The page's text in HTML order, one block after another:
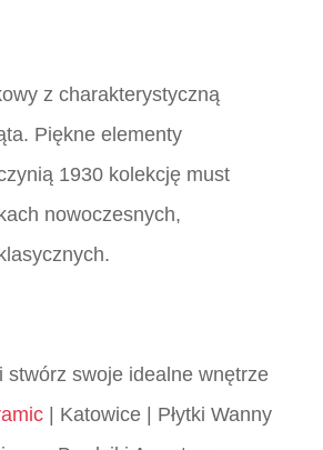
z charakterystyczną
Piękne elementy
1930 kolekcję must
nowoczesnych,
stwórz swoje idealne wnętrze
| Katowice | Płytki Wanny